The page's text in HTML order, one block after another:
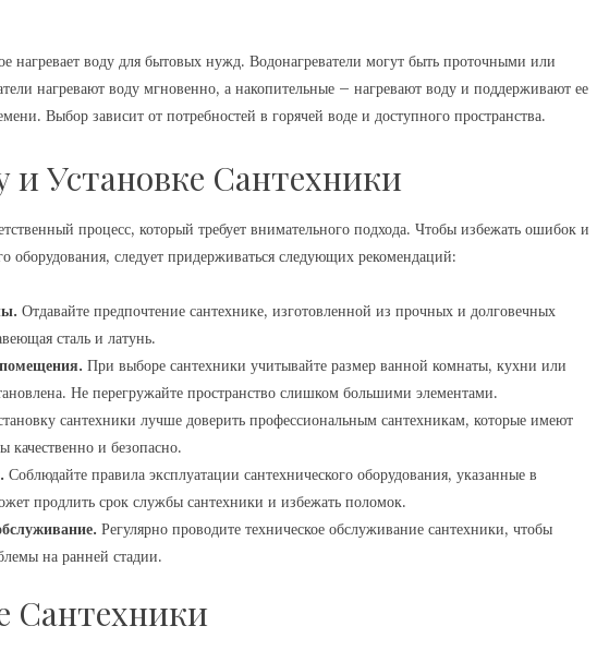
нагревает воду для бытовых нужд. Водонагреватели могут быть проточными или
нагревают воду мгновенно, а накопительные – нагревают воду и поддерживают ее
Выбор зависит от потребностей в горячей воде и доступного пространства.
Установке Сантехники
процесс, который требует внимательного подхода. Чтобы избежать ошибок и
оборудования, следует придерживаться следующих рекомендаций:
Отдавайте предпочтение сантехнике, изготовленной из прочных и долговечных
сталь и латунь.
При выборе сантехники учитывайте размер ванной комнаты, кухни или
Не перегружайте пространство слишком большими элементами.
сантехники лучше доверить профессиональным сантехникам, которые имеют
качественно и безопасно.
Соблюдайте правила эксплуатации сантехнического оборудования, указанные в
продлить срок службы сантехники и избежать поломок.
Регулярно проводите техническое обслуживание сантехники, чтобы
на ранней стадии.
Сантехники